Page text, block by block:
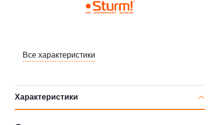
Все характеристики
Характеристики